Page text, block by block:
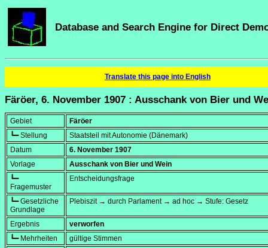
Database and Search Engine for Direct
Translate this page into English
Färöer, 6. November 1907 : Ausschank von Bier und
Gebiet
Färöer
┗━ Stellung
Staatsteil mit Autonomie (Dänemark)
Datum
6. November 1907
Vorlage
Ausschank von Bier und Wein
┗━
Fragemuster
Entscheidungsfrage
┗━ Gesetzliche
Grundlage
Plebiszit → durch Parlament → ad hoc → Stufe: Gesetz
Ergebnis
verworfen
┗━ Mehrheiten
gültige Stimmen